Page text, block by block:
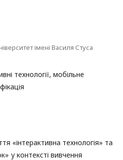
імені Василя Стуса
технології, мобільне
«інтерактивна технологія» та
у контексті вивчення